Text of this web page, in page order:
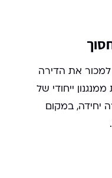
למכור את הדירה
ייחודי של
יחידה, במקום